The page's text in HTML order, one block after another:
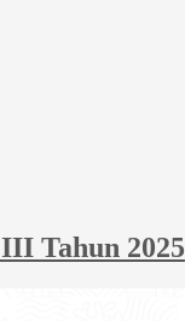
Tahun 2025